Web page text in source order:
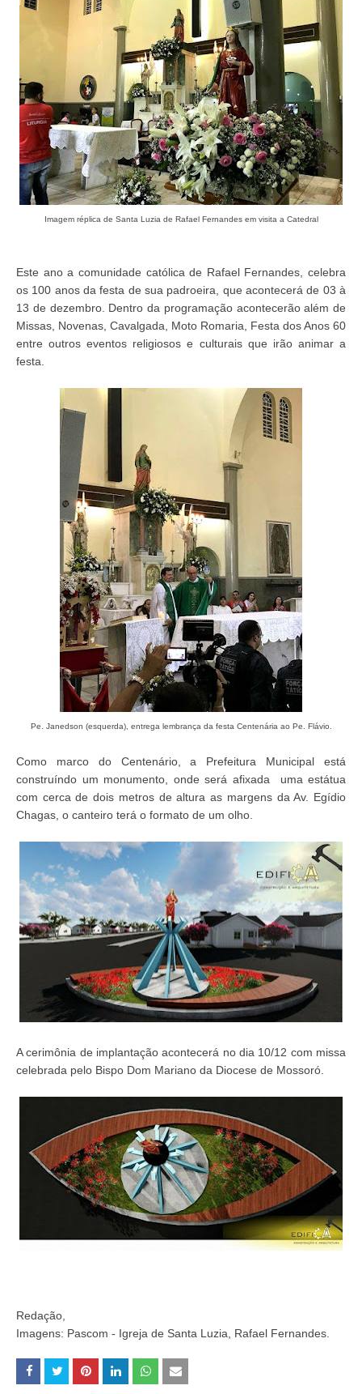
Imagem réplica de Santa Luzia de Rafael Fernandes em visita a Catedral
Este ano a comunidade católica de Rafael Fernandes, celebra
os 100 anos da festa de sua padroeira, que acontecerá de 03 à
13 de dezembro. Dentro da programação acontecerão além de
Missas, Novenas, Cavalgada, Moto Romaria, Festa dos Anos 60
entre outros eventos religiosos e culturais que irão animar a
festa.
Pe. Janedson (esquerda), entrega lembrança da festa Centenária ao Pe. Flávio.
Como marco do Centenário, a Prefeitura Municipal está
construíndo um monumento, onde será afixada uma estátua
com cerca de dois metros de altura as margens da Av. Egídio
Chagas, o canteiro terá o formato de um olho.
A cerimônia de implantação acontecerá no dia 10/12 com missa
celebrada pelo Bispo Dom Mariano da Diocese de Mossoró.
Redação,
Imagens: Pascom - Igreja de Santa Luzia, Rafael Fernandes.